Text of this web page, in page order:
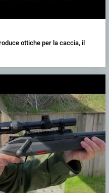
ottiche per la caccia, il